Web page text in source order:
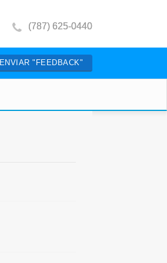
(787) 625-0440
ENVIAR "FEEDBACK"